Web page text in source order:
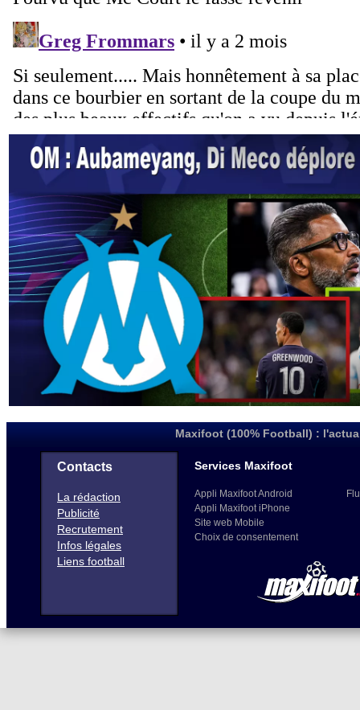
Maxifoot (100% Football) :
Contacts
La rédaction
Publicité
Recrutement
Infos légales
Liens football
Services Maxifoot
Appli Maxifoot Android
Appli Maxifoot iPhone
Site web Mobile
Choix de consentement